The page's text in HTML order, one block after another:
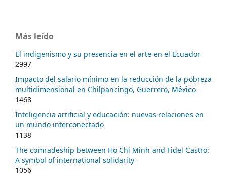
Más leído
El indigenismo y su presencia en el arte en el Ecuador
2997
Impacto del salario mínimo en la reducción de la pobreza
multidimensional en Chilpancingo, Guerrero, México
1468
Inteligencia artificial y educación: nuevas relaciones en
un mundo interconectado
1138
The comradeship between Ho Chi Minh and Fidel Castro:
A symbol of international solidarity
1056